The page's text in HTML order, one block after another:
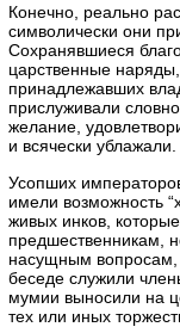
Конечно, реально
символически они
Сохранявшиеся
царственные
принадлежавших
прислуживали
желание,
и всячески ублажали.
Усопших
имели возможность
живых инков,
предшественникам,
насущным вопросам,
беседе служили
мумии выносили на
тех или иных